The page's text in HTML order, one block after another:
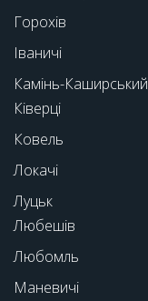
Горохів
Іваничі
Камінь-Каширський
Ківерці
Ковель
Локачі
Луцьк
Любешів
Любомль
Маневичі